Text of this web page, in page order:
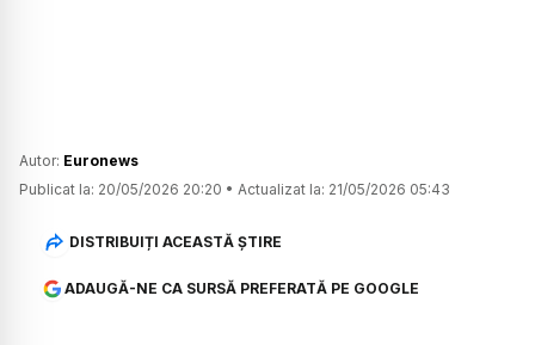
Autor: Euronews
Publicat la: 20/05/2026 20:20 • Actualizat la: 21/05/2026 05:43
DISTRIBUIȚI ACEASTĂ ȘTIRE
ADAUGĂ-NE CA SURSĂ PREFERATĂ PE GOOGLE